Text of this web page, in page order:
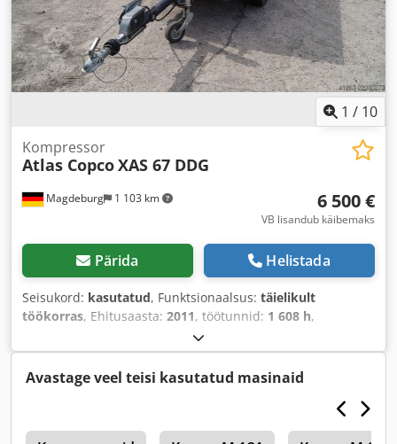
1 / 10
Magdeburg 1 103 km
Kompressor
Atlas CopcoXAS 67 DDG
6 500 €
VB lisandub käibemaks
Pärida Helistada
Seisukord: kasutatud, Funktsionaalsus: täielikult
töökorras, Ehitusaasta: 2011, töötunnid: 1 608 h,
Avastage veel teisi kasutatud masinaid